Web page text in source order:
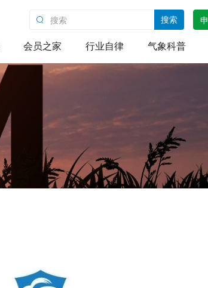
搜索
会员之家
会员动态
行业自律
能力评价
气象科普